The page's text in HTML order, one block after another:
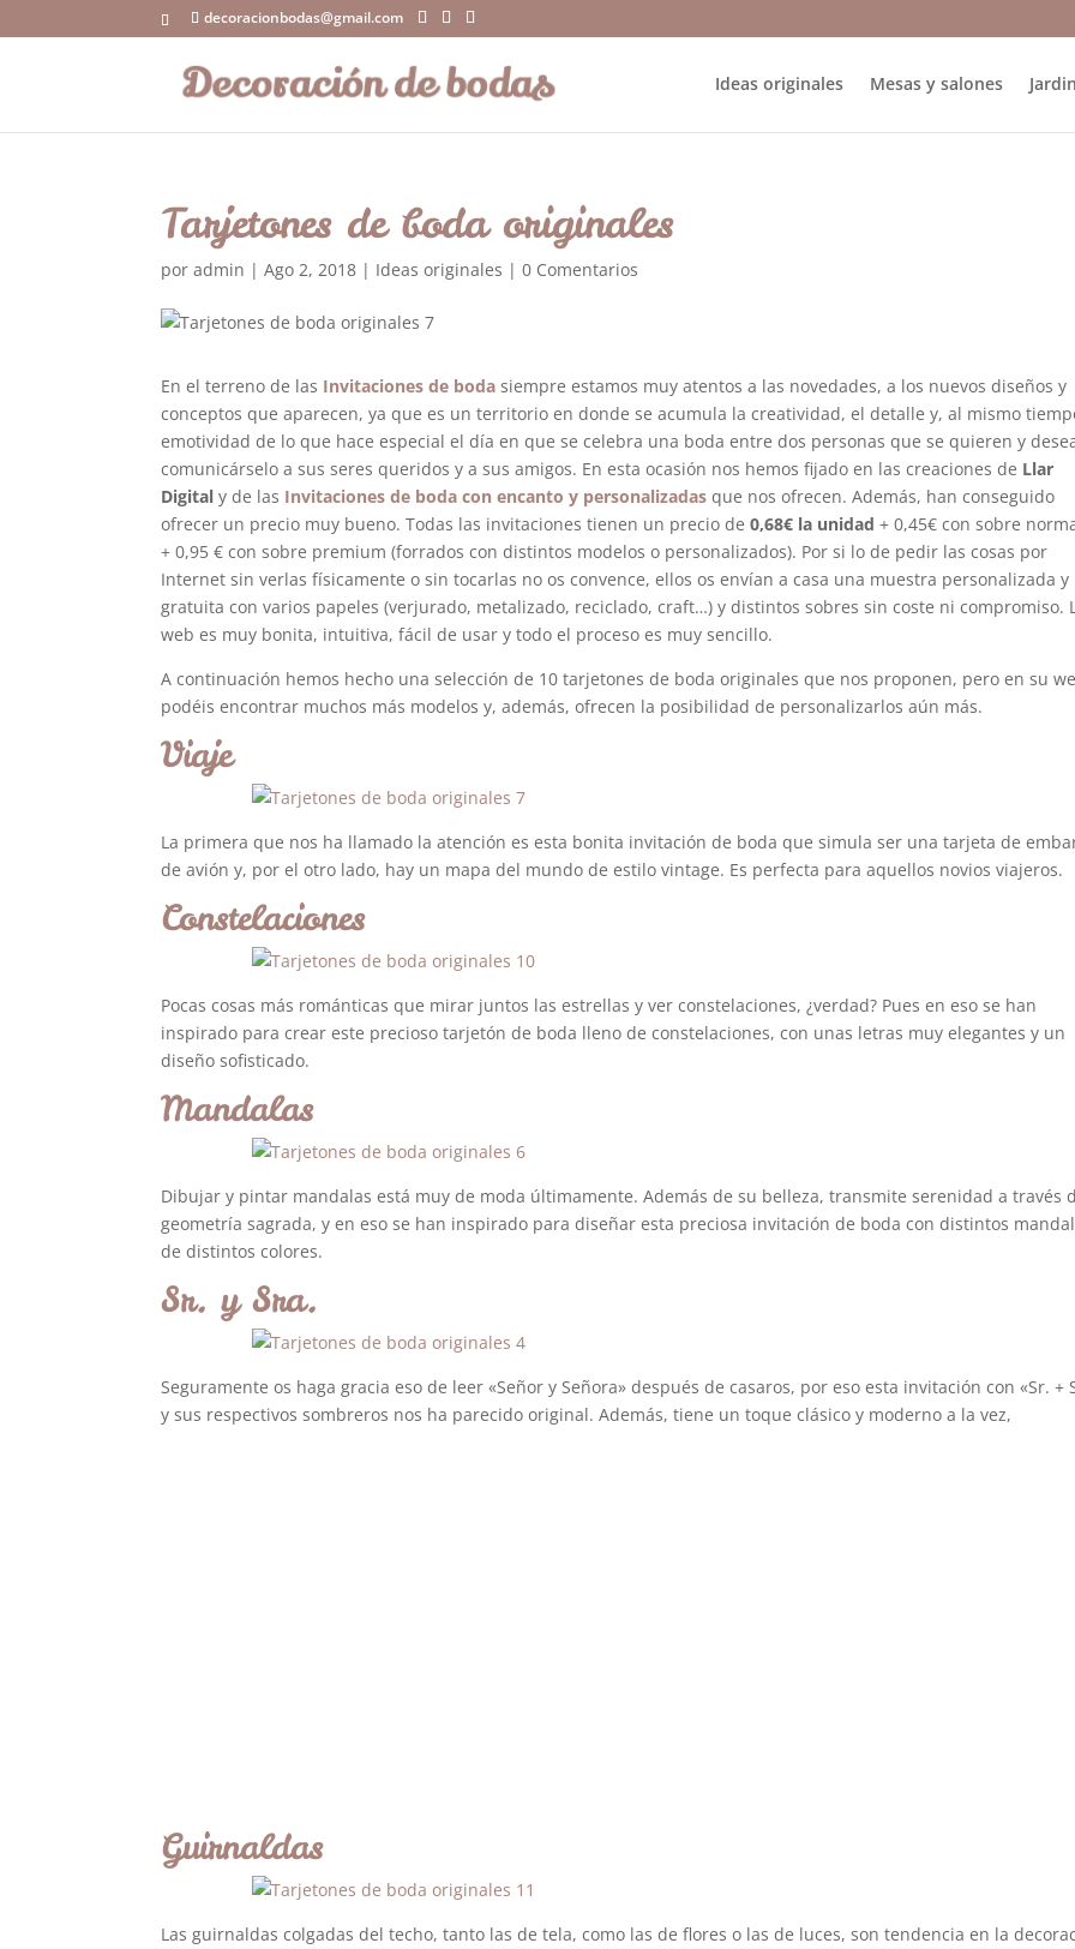
decoracionbodas@gmail.com
Ideas originales Mesas y salones
Tarjetones de boda originales
poradmin |Ago 2, 2018 | Ideas originales |0 Comentarios
En el terreno de las Invitaciones de boda siempre estamos muy atentos a las novedades, a los nuevos diseños y
conceptos que aparecen, ya que es un territorio en donde se acumula la creatividad, el detalle y, al mismo
emotividad de lo que hace especial el día en que se celebra una boda entre dos personas que se quieren y
comunicárselo a sus seres queridos y a sus amigos. En esta ocasión nos hemos fijado en las creaciones de Llar
Digital y de las Invitaciones de boda con encanto y personalizadas que nos ofrecen. Además, han conseguido
ofrecer un precio muy bueno. Todas las invitaciones tienen un precio de0,68€ la unidad + 0,45€ con sobre
+ 0,95 € con sobre premium (forrados con distintos modelos o personalizados). Por si lo de pedir las cosas por
Internet sin verlas físicamente o sin tocarlas no os convence, ellos os envían a casa una muestra personalizada y
gratuita con varios papeles (verjurado, metalizado, reciclado, craft…) y distintos sobres sin coste ni compromiso.
web es muy bonita, intuitiva, fácil de usar y todo el proceso es muy sencillo.
A continuación hemos hecho una selección de 10 tarjetones de boda originales que nos proponen, pero en su
podéis encontrar muchos más modelos y, además, ofrecen la posibilidad de personalizarlos aún más.
Viaje
La primera que nos ha llamado la atención es esta bonita invitación de boda que simula ser una tarjeta de
de avión y, por el otro lado, hay un mapa del mundo de estilo vintage. Es perfecta para aquellos novios viajeros.
Constelaciones
Pocas cosas más románticas que mirar juntos las estrellas y ver constelaciones, ¿verdad? Pues en eso se han
inspirado para crear este precioso tarjetón de boda lleno de constelaciones, con unas letras muy elegantes y un
diseño sofisticado.
Mandalas
Dibujar y pintar mandalas está muy de moda últimamente. Además de su belleza, transmite serenidad a través
geometría sagrada, y en eso se han inspirado para diseñar esta preciosa invitación de boda con distintos
de distintos colores.
Sr. y Sra.
Seguramente os haga gracia eso de leer «Señor y Señora» después de casaros, por eso esta invitación con «Sr. +
y sus respectivos sombreros nos ha parecido original. Además, tiene un toque clásico y moderno a la vez,
Guirnaldas
Las guirnaldas colgadas del techo, tanto las de tela, como las de flores o las de luces, son tendencia en la